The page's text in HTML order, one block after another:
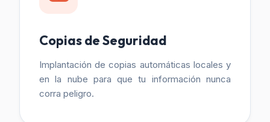
Copias de Seguridad
Implantación de copias automáticas locales y
en la nube para que tu información nunca
corra peligro.